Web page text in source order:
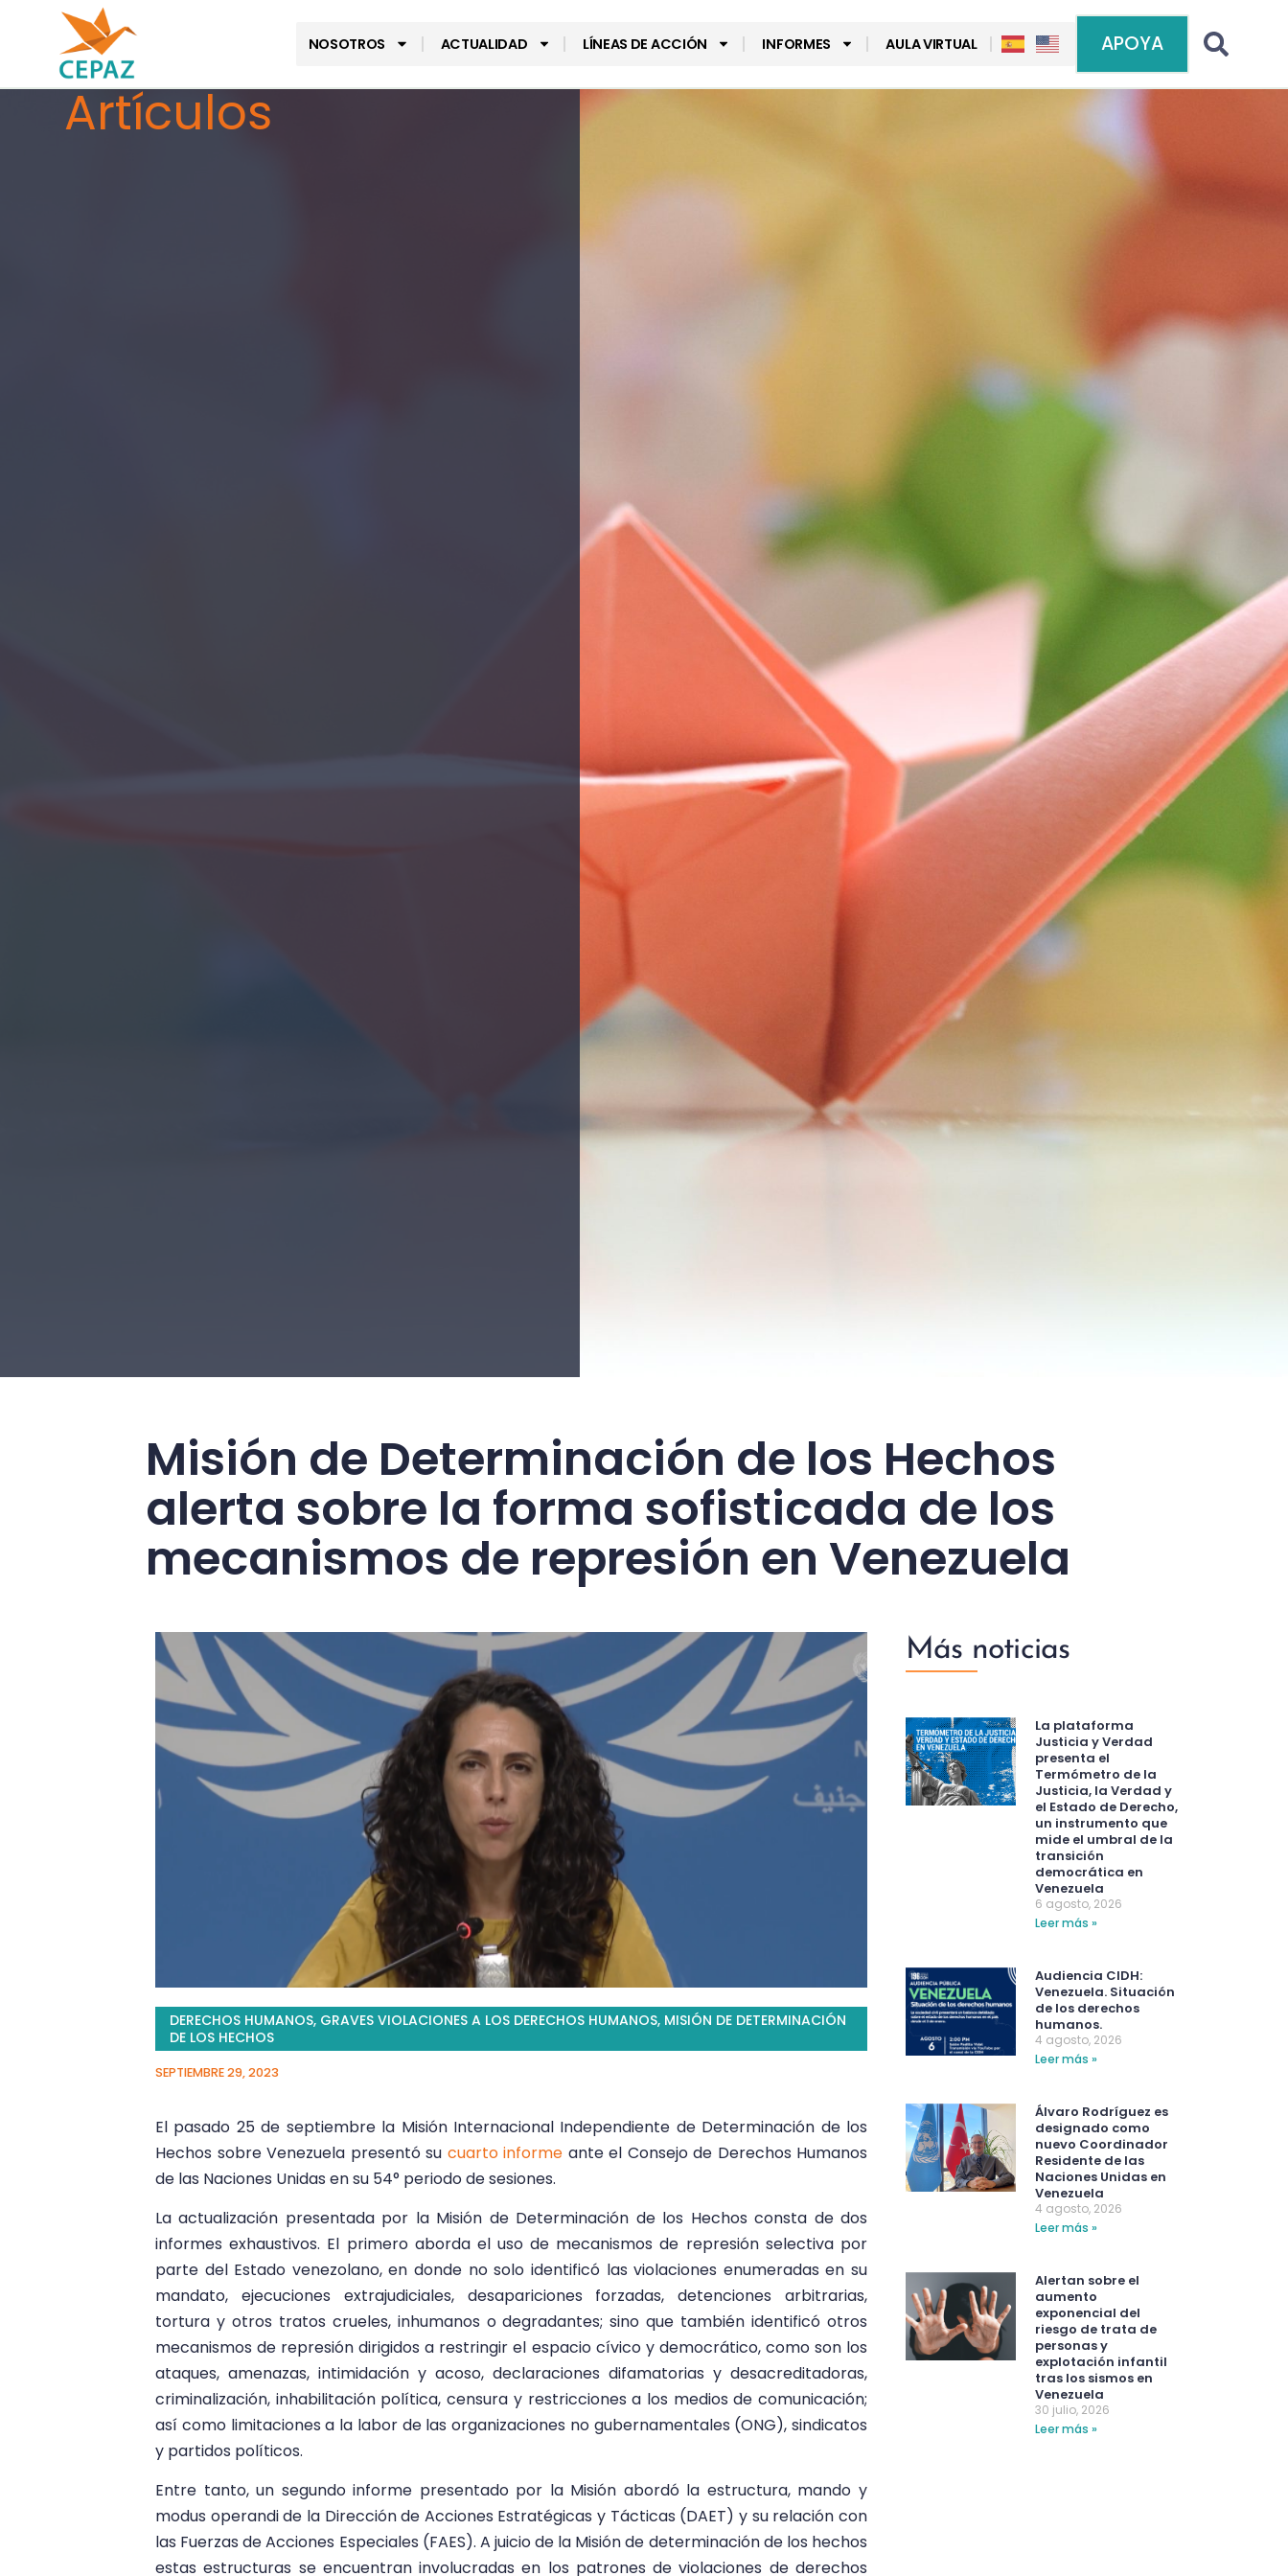
NOSOTROS ACTUALIDAD LÍNEAS DE ACCIÓN INFORMES AULA VIRTUAL APOYA
Artículos
Misión de Determinación de los Hechos
alerta sobre la forma sofisticada de los
mecanismos de represión en Venezuela
DERECHOS HUMANOS, GRAVES VIOLACIONES A LOS DERECHOS HUMANOS, MISIÓN DE DETERMINACIÓN
DE LOS HECHOS
SEPTIEMBRE 29, 2023
El pasado 25 de septiembre la Misión Internacional Independiente de Determinación de los
Hechos sobre Venezuela presentó su cuarto informe ante el Consejo de Derechos Humanos
de las Naciones Unidas en su 54° periodo de sesiones.
La actualización presentada por la Misión de Determinación de los Hechos consta de dos
informes exhaustivos. El primero aborda el uso de mecanismos de represión selectiva por
parte del Estado venezolano, en donde no solo identificó las violaciones enumeradas en su
mandato, ejecuciones extrajudiciales, desapariciones forzadas, detenciones arbitrarias,
tortura y otros tratos crueles, inhumanos o degradantes; sino que también identificó otros
mecanismos de represión dirigidos a restringir el espacio cívico y democrático, como son los
ataques, amenazas, intimidación y acoso, declaraciones difamatorias y desacreditadoras,
criminalización, inhabilitación política, censura y restricciones a los medios de comunicación;
así como limitaciones a la labor de las organizaciones no gubernamentales (ONG), sindicatos
y partidos políticos.
Entre tanto, un segundo informe presentado por la Misión abordó la estructura, mando y
modus operandi de la Dirección de Acciones Estratégicas y Tácticas (DAET) y su relación con
las Fuerzas de Acciones Especiales (FAES). A juicio de la Misión de determinación de los hechos
estas estructuras se encuentran involucradas en los patrones de violaciones de derechos
Más noticias
La plataforma
Justicia y Verdad
presenta el
Termómetro de la
Justicia, la Verdad y
el Estado de Derecho,
un instrumento que
mide el umbral de la
transición
democrática en
Venezuela
6 agosto, 2026
Leer más »
Audiencia CIDH:
Venezuela. Situación
de los derechos
humanos.
4 agosto, 2026
Leer más »
Álvaro Rodríguez es
designado como
nuevo Coordinador
Residente de las
Naciones Unidas en
Venezuela
4 agosto, 2026
Leer más »
Alertan sobre el
aumento
exponencial del
riesgo de trata de
personas y
explotación infantil
tras los sismos en
Venezuela
30 julio, 2026
Leer más »